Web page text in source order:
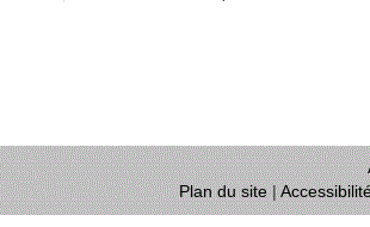
Plan du site|